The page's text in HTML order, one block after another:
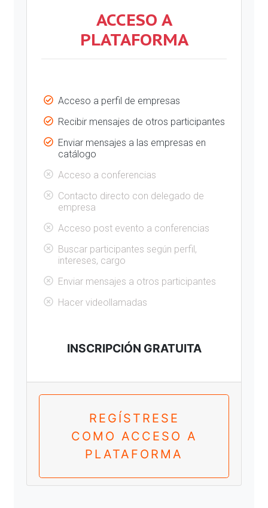
ACCESO A
PLATAFORMA
Acceso a perfil de empresas
Recibir mensajes de otros participantes
Enviar mensajes a las empresas en
catálogo
Acceso a conferencias
Contacto directo con delegado de
empresa
Acceso post evento a conferencias
Buscar participantes según perfil,
intereses, cargo
Enviar mensajes a otros participantes
Hacer videollamadas
INSCRIPCIÓN GRATUITA
REGÍSTRESE
COMO ACCESO A
PLATAFORMA